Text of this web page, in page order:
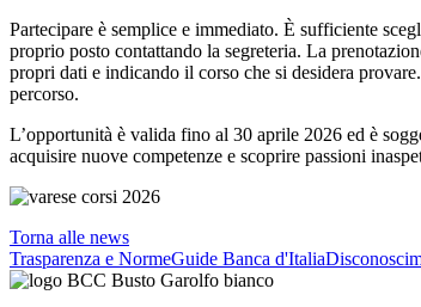
Partecipare è semplice e immediato. È sufficiente
proprio posto contattando la segreteria. La
propri dati e indicando il corso che si desidera
percorso.
L’opportunità è valida fino al 30 aprile 2026 ed è
acquisire nuove competenze e scoprire passioni
Torna alle news
Trasparenza e NormeGuide Banca d'Italia